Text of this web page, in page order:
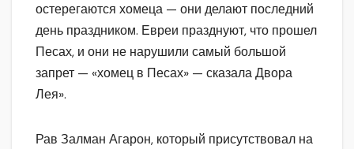
остерегаются хомеца — они делают последний
день праздником. Евреи празднуют, что прошел
Песах, и они не нарушили самый большой
запрет — «хомец в Песах» — сказала Двора
Лея».
Рав Залман Агарон, который присутствовал на